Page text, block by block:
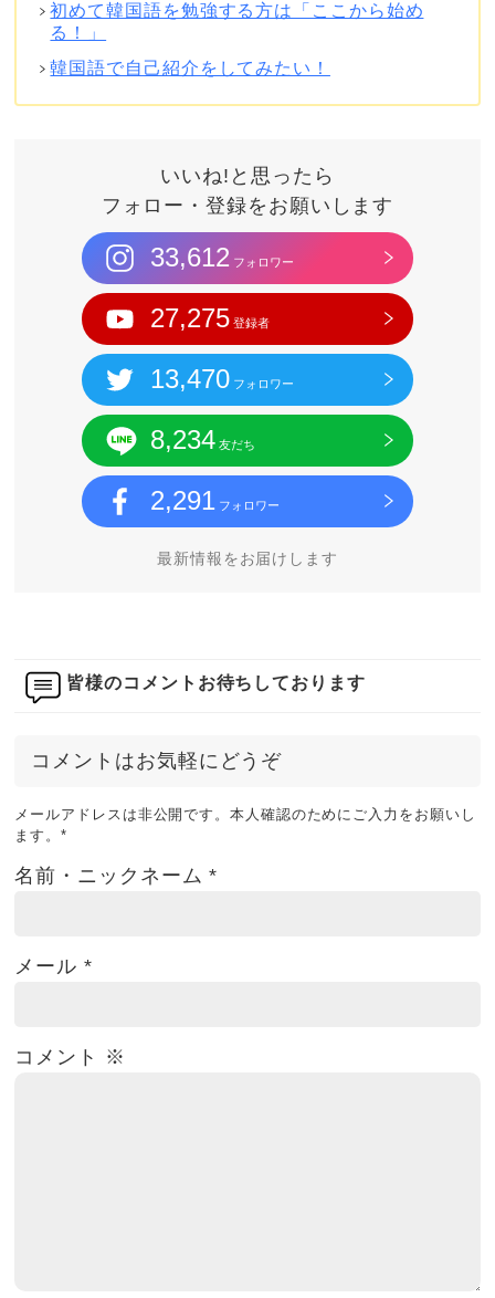
初めて韓国語を勉強する方は「ここから始め
る！」
韓国語で自己紹介をしてみたい！
いいね!と思ったら
フォロー・登録をお願いします
33,612 フォロワー
27,275 登録者
13,470 フォロワー
8,234 友だち
2,291 フォロワー
最新情報をお届けします
皆様のコメントお待ちしております
コメントはお気軽にどうぞ
メールアドレスは非公開です。本人確認のためにご入力をお願いし
ます。*
名前・ニックネーム*
メール*
コメント ※